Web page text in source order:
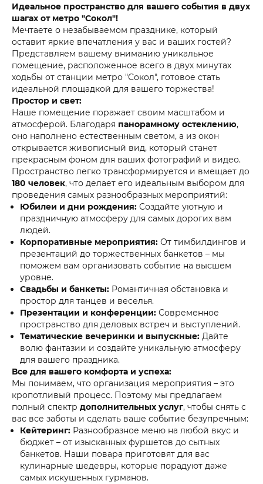
Идеальное пространство для вашего события в двух
шагах от метро "Сокол"!
Мечтаете о незабываемом празднике, который
оставит яркие впечатления у вас и ваших гостей?
Представляем вашему вниманию уникальное
помещение, расположенное всего в двух минутах
ходьбы от станции метро "Сокол", готовое стать
идеальной площадкой для вашего торжества!
Простор и свет:
Наше помещение поражает своим масштабом и
атмосферой. Благодаря панорамному остеклению,
оно наполнено естественным светом, а из окон
открывается живописный вид, который станет
прекрасным фоном для ваших фотографий и видео.
Пространство легко трансформируется и вмещает до
180 человек, что делает его идеальным выбором для
проведения самых разнообразных мероприятий:
Юбилеи и дни рождения: Создайте уютную и
праздничную атмосферу для самых дорогих вам
людей.
Корпоративные мероприятия: От тимбилдингов и
презентаций до торжественных банкетов – мы
поможем вам организовать событие на высшем
уровне.
Свадьбы и банкеты: Романтичная обстановка и
простор для танцев и веселья.
Презентации и конференции: Современное
пространство для деловых встреч и выступлений.
Тематические вечеринки и выпускные: Дайте
волю фантазии и создайте уникальную атмосферу
для вашего праздника.
Все для вашего комфорта и успеха:
Мы понимаем, что организация мероприятия – это
кропотливый процесс. Поэтому мы предлагаем
полный спектр дополнительных услуг, чтобы снять с
вас все заботы и сделать ваше событие безупречным:
Кейтеринг: Разнообразное меню на любой вкус и
бюджет – от изысканных фуршетов до сытных
банкетов. Наши повара приготовят для вас
кулинарные шедевры, которые порадуют даже
самых искушенных гурманов.